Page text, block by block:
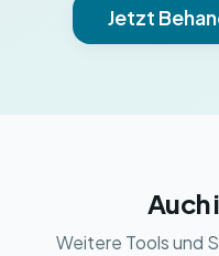
Jetzt
Auch
Weitere Tools und